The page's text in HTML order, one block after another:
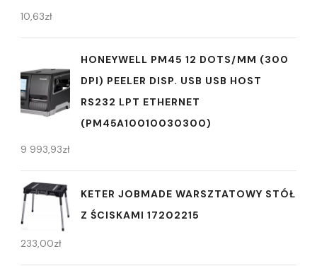
10,63zł
HONEYWELL PM45 12 DOTS/MM (300
DPI) PEELER DISP. USB USB HOST
RS232 LPT ETHERNET
(PM45A10010030300)
9 993,93zł
KETER JOBMADE WARSZTATOWY STÓŁ
Z ŚCISKAMI 17202215
233,00zł